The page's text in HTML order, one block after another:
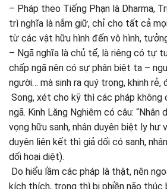
– Pháp theo Tiếng Phạn là Dharma,
trì nghĩa là nắm giữ, chỉ cho tất cả
từ các vật hữu hình đến vô hình,
– Ngã nghĩa là chủ tể, là riêng có tự
chấp ngã nên có sự phân biệt ta –
người… mà sinh ra quý trọng, khinh rẻ,
Song, xét cho kỹ thì các pháp
ngã. Kinh Lăng Nghiêm có câu: “Nhân
vọng hữu sanh, nhân duyên biệt ly hư
duyên liên kết thì giả dối có sanh,
dối hoại diệt).
Do hiểu lầm các pháp là thật, nên
kích thích, trong thì bị phiền não thúc